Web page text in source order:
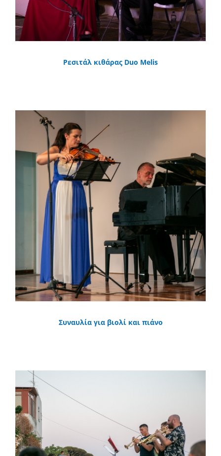
Ρεσιτάλ κιθάρας Duo Melis
Συναυλία για βιολί και πιάνο